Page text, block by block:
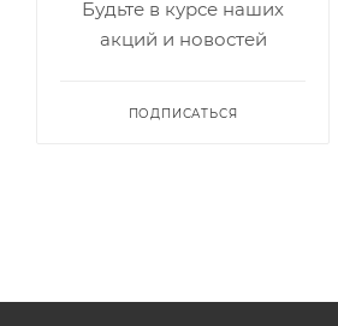
Будьте в курсе наших
акций и новостей
ПОДПИСАТЬСЯ